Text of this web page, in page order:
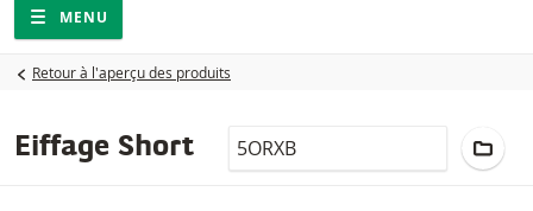
Navigation sur le site
MENU
Retour à l'aperçu des produits
Eiffage Short LocalCode